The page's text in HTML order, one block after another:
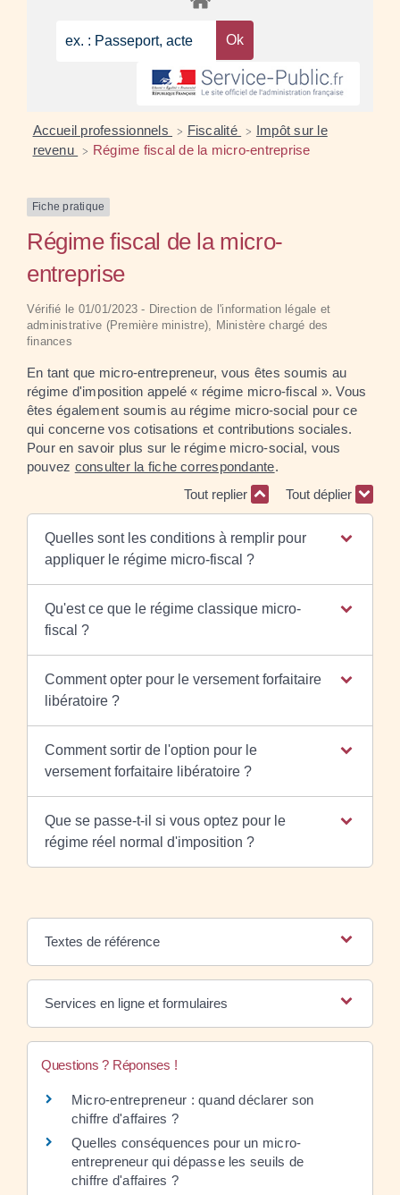
Accueil professionnels > Fiscalité > Impôt sur le
revenu > Régime fiscal de la micro-entreprise
Fiche pratique
Régime fiscal de la micro-
entreprise
Vérifié le 01/01/2023 - Direction de l'information légale et
administrative (Première ministre), Ministère chargé des
finances
En tant que micro-entrepreneur, vous êtes soumis au
régime d'imposition appelé « régime micro-fiscal ». Vous
êtes également soumis au régime micro-social pour ce
qui concerne vos cotisations et contributions sociales.
Pour en savoir plus sur le régime micro-social, vous
pouvez consulter la fiche correspondante.
Tout replier
Tout déplier
Quelles sont les conditions à remplir pour
appliquer le régime micro-fiscal ?
Qu'est ce que le régime classique micro-
fiscal ?
Comment opter pour le versement forfaitaire
libératoire ?
Comment sortir de l'option pour le
versement forfaitaire libératoire ?
Que se passe-t-il si vous optez pour le
régime réel normal d'imposition ?
Textes de référence
Services en ligne et formulaires
Questions ? Réponses !
Micro-entrepreneur : quand déclarer son
chiffre d'affaires ?
Quelles conséquences pour un micro-
entrepreneur qui dépasse les seuils de
chiffre d'affaires ?